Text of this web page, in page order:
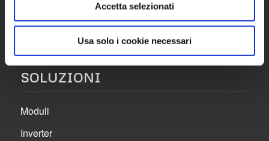
Accetta selezionati
Usa solo i cookie necessari
SOLUZIONI
Moduli
Inverter